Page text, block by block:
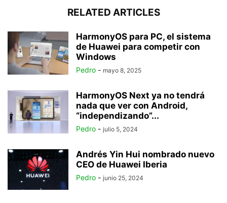
RELATED ARTICLES
HarmonyOS para PC, el sistema
de Huawei para competir con
Windows
Pedro - mayo 8, 2025
HarmonyOS Next ya no tendrá
nada que ver con Android,
“independizando”...
Pedro - julio 5, 2024
Andrés Yin Hui nombrado nuevo
CEO de Huawei Iberia
Pedro - junio 25, 2024